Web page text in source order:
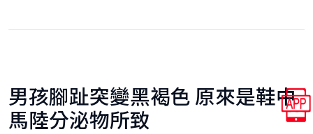
男孩腳趾突變黑褐色 原來是鞋中
馬陸分泌物所致